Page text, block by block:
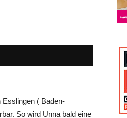
Esslingen ( Baden-
So wird Unna bald eine